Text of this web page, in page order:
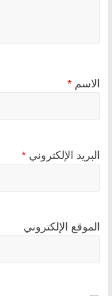
الاسم *
البريد الإلكتروني *
الموقع الإلكتروني